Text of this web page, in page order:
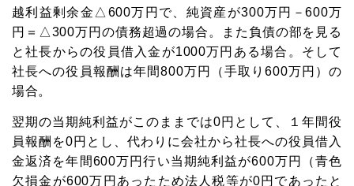
越利益剰余金△600万円で、純資産が300万円－600万
円＝△300万円の債務超過の場合。また負債の部を見る
と社長からの役員借入金が1000万円ある場合。そして
社長への役員報酬は年間800万円（手取り600万円）の
場合。
翌期の当期純利益がこのままでは0円として、１年間役
員報酬を0円とし、代わりに会社から社長への役員借入
金返済を年間600万円行い当期純利益が600万円（青色
欠損金が600万円あったため法人税等が0円であったと
メルマガ読者募集中!
中小企業の経営者向けに資金調達・資金繰り
がうまくなる情報を毎週お届けします。
これであなたの会社もお金に困らない!